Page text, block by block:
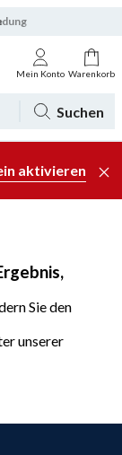
Mein Konto Warenkorb
Suchen
aktivieren
Sie den
unserer